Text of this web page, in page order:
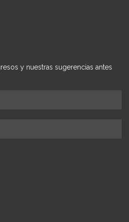
y nuestras sugerencias antes